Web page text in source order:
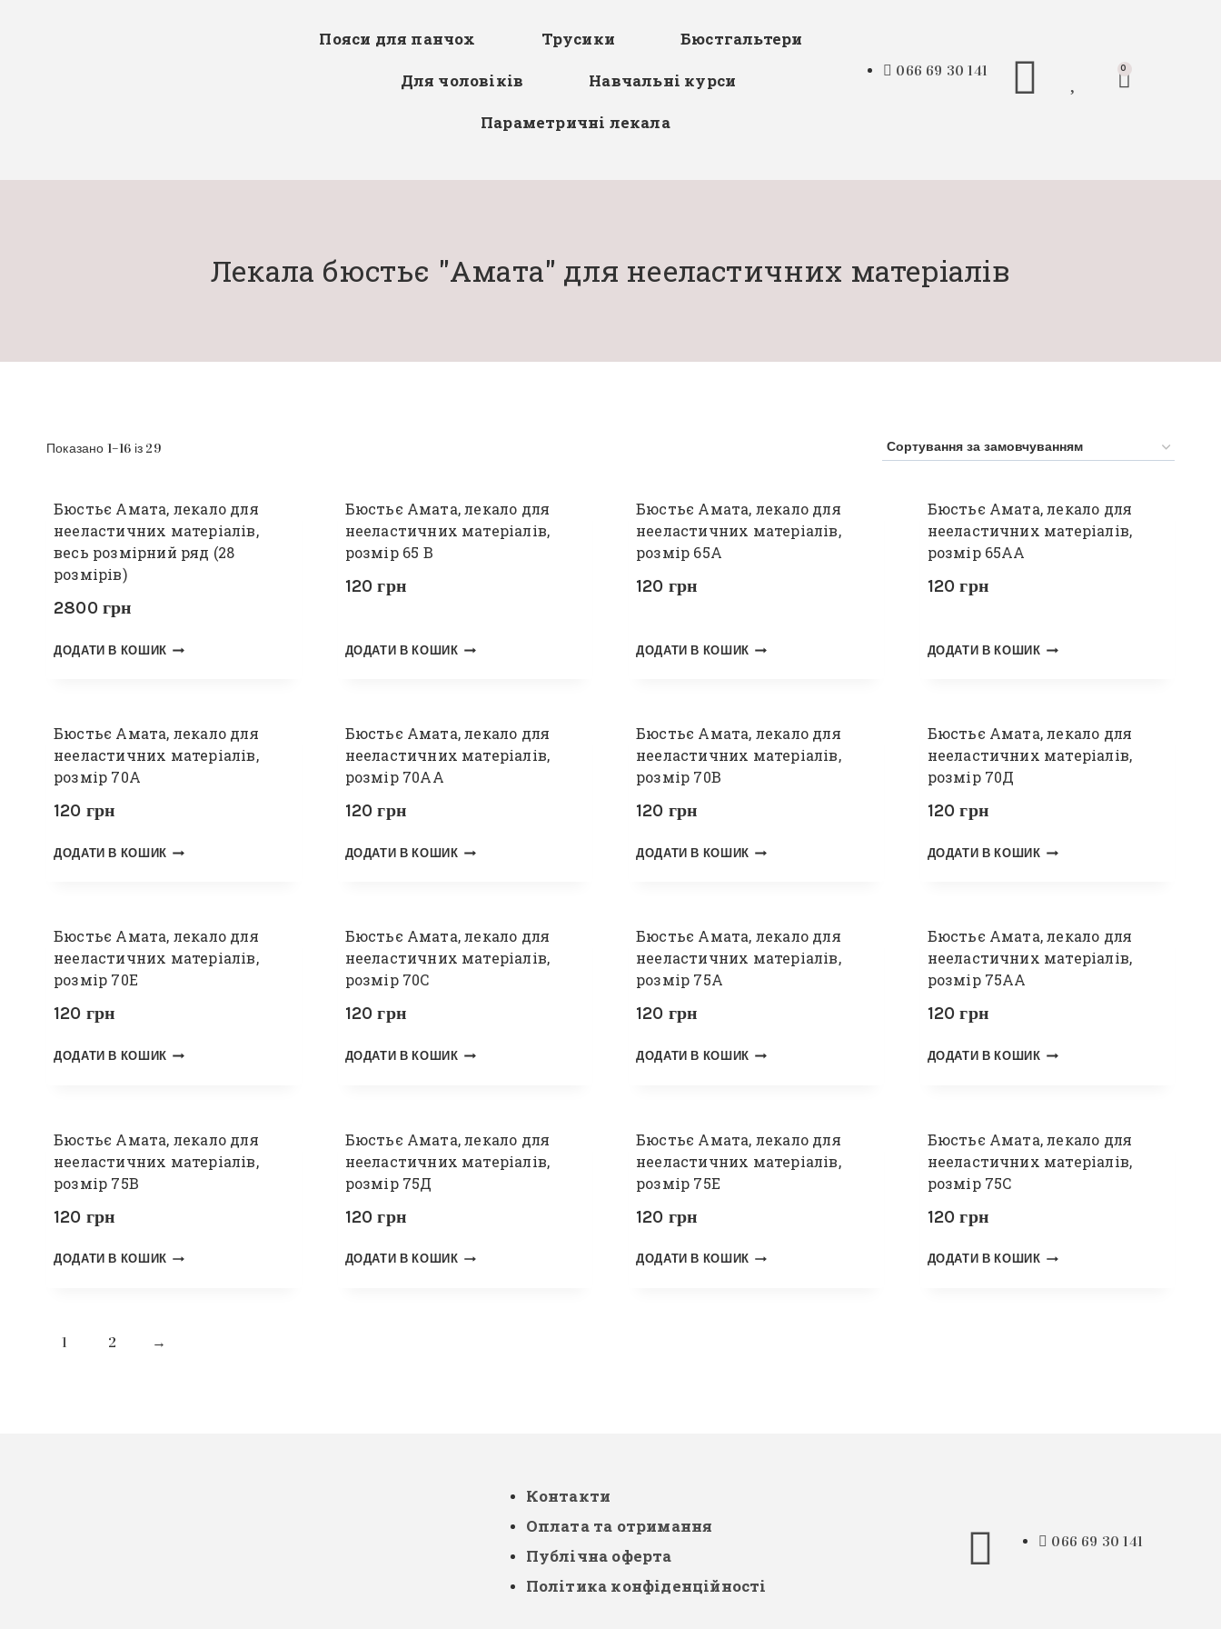
Пояси для панчох Трусики
Бюстгальтери
Для чоловіків
Навчальні курси
Параметричні лекала
066 69 30 141 0
Лекала бюстьє "Амата" для нееластичних матеріалів
Показано 1–16 із 29
Бюстьє Амата, лекало для
нееластичних матеріалів,
весь розмірний ряд (28
розмірів)
2800 грн
ДОДАТИ В КОШИК
Бюстьє Амата, лекало для
нееластичних матеріалів,
розмір 65 В
120грн
ДОДАТИ В КОШИК
Бюстьє Амата, лекало для
нееластичних матеріалів,
розмір 65А
120 грн
ДОДАТИ В КОШИК
Бюстьє Амата, лекало для
нееластичних матеріалів,
розмір 65АА
120грн
ДОДАТИ В КОШИК
Бюстьє Амата, лекало для
нееластичних матеріалів,
розмір 70А
120 грн
ДОДАТИ В КОШИК
Бюстьє Амата, лекало для
нееластичних матеріалів,
розмір 70АА
120грн
ДОДАТИ В КОШИК
Бюстьє Амата, лекало для
нееластичних матеріалів,
розмір 70В
120 грн
ДОДАТИ В КОШИК
Бюстьє Амата, лекало для
нееластичних матеріалів,
розмір 70Д
120грн
ДОДАТИ В КОШИК
Бюстьє Амата, лекало для
нееластичних матеріалів,
розмір 70Е
120 грн
ДОДАТИ В КОШИК
Бюстьє Амата, лекало для
нееластичних матеріалів,
розмір 70С
120грн
ДОДАТИ В КОШИК
Бюстьє Амата, лекало для
нееластичних матеріалів,
розмір 75А
120 грн
ДОДАТИ В КОШИК
Бюстьє Амата, лекало для
нееластичних матеріалів,
розмір 75АА
120грн
ДОДАТИ В КОШИК
Бюстьє Амата, лекало для
нееластичних матеріалів,
розмір 75В
120 грн
ДОДАТИ В КОШИК
Бюстьє Амата, лекало для
нееластичних матеріалів,
розмір 75Д
120грн
ДОДАТИ В КОШИК
Бюстьє Амата, лекало для
нееластичних матеріалів,
розмір 75Е
120 грн
ДОДАТИ В КОШИК
Бюстьє Амата, лекало для
нееластичних матеріалів,
розмір 75С
120грн
ДОДАТИ В КОШИК
1 2 →
Контакти
Оплата та отримання
Публічна оферта
Політика конфіденційності
066 69 30 141